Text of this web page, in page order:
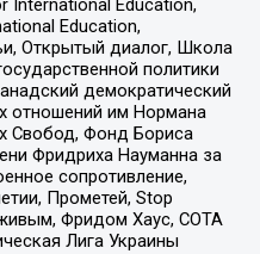
International Education,
Education,
Открытый диалог, Школа
политики
демократический
отношений им Нормана
Свобод, Фонд Бориса
Фридриха Науманна за
сопротивление,
Прометей, Stop
Фридом Хаус, СОТА
Лига Украины